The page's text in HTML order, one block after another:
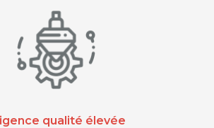
qualité élevée